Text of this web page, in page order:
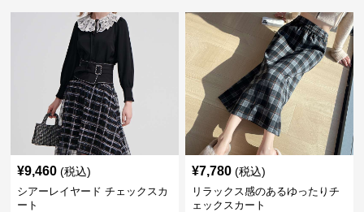
¥9,460 (税込)
シアーレイヤード チェックスカ
ート
¥7,780 (税込)
リラックス感のあるゆったりチ
ェックスカート